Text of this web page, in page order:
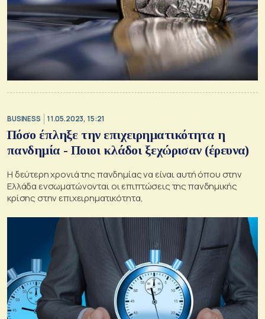
BUSINESS 11.05.2023, 15:21
Πόσο έπληξε την επιχειρηματικότητα η
πανδημία - Ποιοι κλάδοι ξεχώρισαν (έρευνα)
Η δεύτερη χρονιά της πανδημίας να είναι αυτή όπου στην
Ελλάδα ενσωματώνονται οι επιπτώσεις της πανδημικής
κρίσης στην επιχειρηματικότητα,